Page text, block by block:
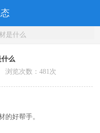
是什么
什么
浏览次数：481次
的好帮手。